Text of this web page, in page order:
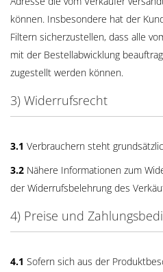
können. Insbesondere hat der
Filtern sicherzustellen, dass alle
mit der Bestellabwicklung
zugestellt werden können.
3) Widerrufsrecht
3.1 Verbrauchern steht
3.2 Nähere Informationen zum
der Widerrufsbelehrung des
4) Preise und
4.1 Sofern sich aus der